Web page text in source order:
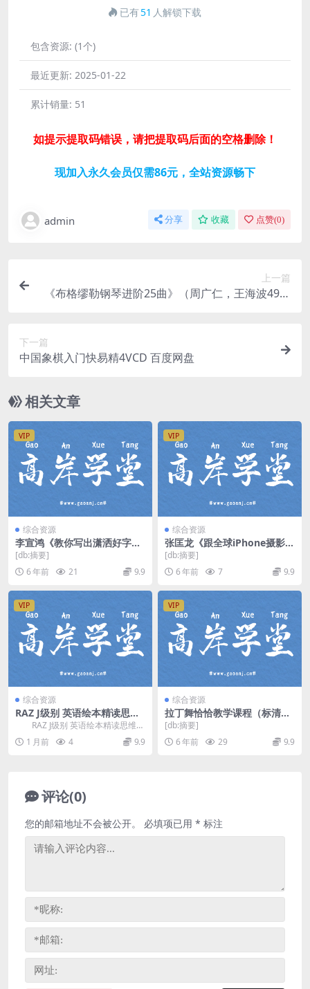
已有51 人解锁下载
包含资源: (1个)
最近更新: 2025-01-22
累计销量: 51
如提示提取码错误，请把提取码后面的空格删除！
现加入永久会员仅需86元，全站资源畅下
admin 分享 收藏 点赞(0)
上一篇
《布格缪勒钢琴进阶25曲》（周广仁，王海波49集
下一篇
中国象棋入门快易精4VCD 百度网盘
相关文章
VIP
综合资源
李宣鸿《教你写出潇洒好字：
硬笔行楷72讲》（高清视频）
百度网盘
[db:摘要]
6 年前
21 9.9
VIP
综合资源
张匡龙《跟全球iPhone摄影大
赛“年度最佳摄影师”学手机摄
影》（高清视频）百度网盘
[db:摘要]
6 年前
7 9.9
VIP
综合资源
RAZ J级别 英语绘本精读思维
课(外教版) 百度网盘分享
RAZ J级别 英语绘本精读思维课
(外教版)，精选 20本RAZ J级别 非...
1 月前 4 9.9
VIP
综合资源
拉丁舞恰恰教学课程（标清打
包）百度网盘
[db:摘要]
6 年前
29 9.9
评论(0)
您的邮箱地址不会被公开。 必填项已用 * 标注